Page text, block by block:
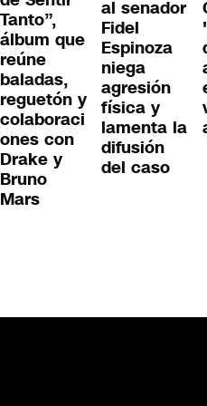
Tanto”,
álbum que
reúne
baladas,
reguetón y
colaboraci
ones con
Drake y
Bruno
Mars
al senador
Fidel
Espinoza
niega
agresión
física y
lamenta la
difusión
del caso